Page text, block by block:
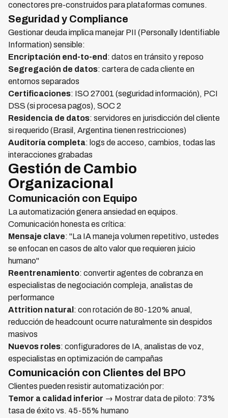
conectores pre-construidos para plataformas comunes.
Seguridad y Compliance
Gestionar deuda implica manejar PII (Personally Identifiable
Information) sensible:
Encriptación end-to-end: datos en tránsito y reposo
Segregación de datos: cartera de cada cliente en
entornos separados
Certificaciones: ISO 27001 (seguridad información), PCI
DSS (si procesa pagos), SOC 2
Residencia de datos: servidores en jurisdicción del cliente
si requerido (Brasil, Argentina tienen restricciones)
Auditoría completa: logs de acceso, cambios, todas las
interacciones grabadas
Gestión de Cambio
Organizacional
Comunicación con Equipo
La automatización genera ansiedad en equipos.
Comunicación honesta es crítica:
Mensaje clave: "La IA maneja volumen repetitivo, ustedes
se enfocan en casos de alto valor que requieren juicio
humano"
Reentrenamiento: convertir agentes de cobranza en
especialistas de negociación compleja, analistas de
performance
Attrition natural : con rotación de 80-120% anual,
reducción de headcount ocurre naturalmente sin despidos
masivos
Nuevos roles: configuradores de IA, analistas de voz,
especialistas en optimización de campañas
Comunicación con Clientes del BPO
Clientes pueden resistir automatización por:
Temor a calidad inferior → Mostrar data de piloto: 73%
tasa de éxito vs. 45-55% humano